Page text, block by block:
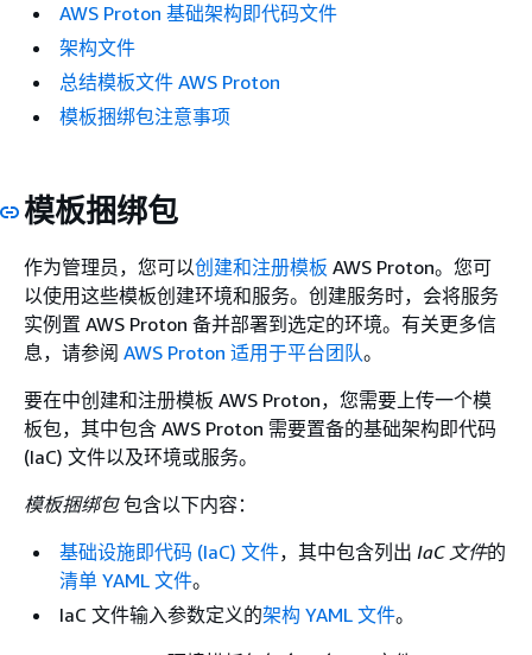
AWS Proton 基础架构即代码文件
架构文件
总结模板文件 AWS Proton
模板捆绑包注意事项
模板捆绑包
作为管理员，您可以创建和注册模板 AWS Proton。您可
以使用这些模板创建环境和服务。创建服务时，会将服务
实例置 AWS Proton 备并部署到选定的环境。有关更多信
息，请参阅 AWS Proton 适用于平台团队。
要在中创建和注册模板 AWS Proton，您需要上传一个模
板包，其中包含 AWS Proton 需要置备的基础架构即代码
(IaC) 文件以及环境或服务。
模板捆绑包包含以下内容：
基础设施即代码 (IaC) 文件，其中包含列出 IaC 文件的
清单 YAML 文件。
IaC 文件输入参数定义的架构 YAML 文件。